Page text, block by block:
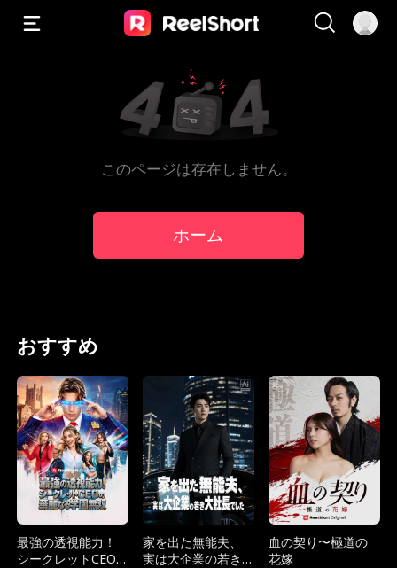
このページは存在しません。
ホーム
おすすめ
最強の透視能力！
シークレットCEO
家を出た無能夫、
実は大企業の若き
血の契り〜極道の
花嫁